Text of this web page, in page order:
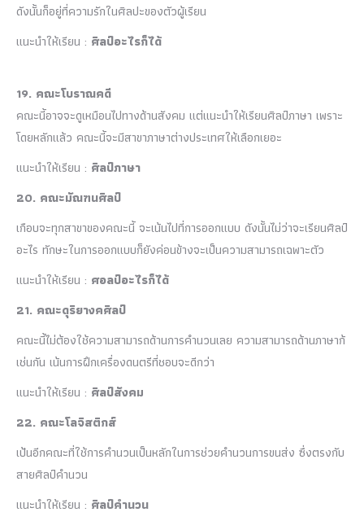
ดังนั้นก็อยู่ที่ความรักในศิลปะของตัวผู้เรียน
แนะนำให้เรียน : ศิลป์อะไรก็ได้
19. คณะโบราณคดี
คณะนี้อาจจะดูเหมือนไปทางด้านสังคม แต่แนะนำให้เรียนศิลป์ภาษา เพราะ
โดยหลักแล้ว คณะนี้จะมีสาขาภาษาต่างประเทศให้เลือกเยอะ
แนะนำให้เรียน : ศิลป์ภาษา
20. คณะมัณฑนศิลป์
เกือบจะทุกสาขาของคณะนี้ จะเน้นไปที่การออกแบบ ดังนั้นไม่ว่าจะเรียนศิลป์
อะไร ทักษะในการออกแบบก็ยังค่อนข้างจะเป็นความสามารถเฉพาะตัว
แนะนำให้เรียน : ศอลป์อะไรก็ได้
21. คณะดุริยางคศิลป์
คณะนี้ไม่ต้องใช้ความสามารถด้านการคำนวนเลย ความสามารถด้านภาษาก้
เช่นกัน เน้นการฝึกเครื่องดนตรีที่ชอบจะดีกว่า
แนะนำให้เรียน : ศิลป์สังคม
22. คณะโลจิสติกส์
เป้นอีกคณะที่ใช้การคำนวนเป็นหลักในการช่วยคำนวนการขนส่ง ซึ่งตรงกับ
สายศิลป์คำนวน
แนะนำให้เรียน : ศิลป์คำนวน